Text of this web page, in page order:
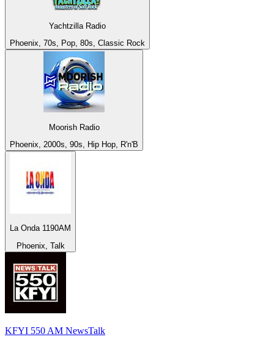
Yachtzilla Radio
Phoenix, 70s, Pop, 80s, Classic Rock
Moorish Radio
Phoenix, 2000s, 90s, Hip Hop, R'n'B
La Onda 1190AM
Phoenix, Talk
KFYI 550 AM NewsTalk